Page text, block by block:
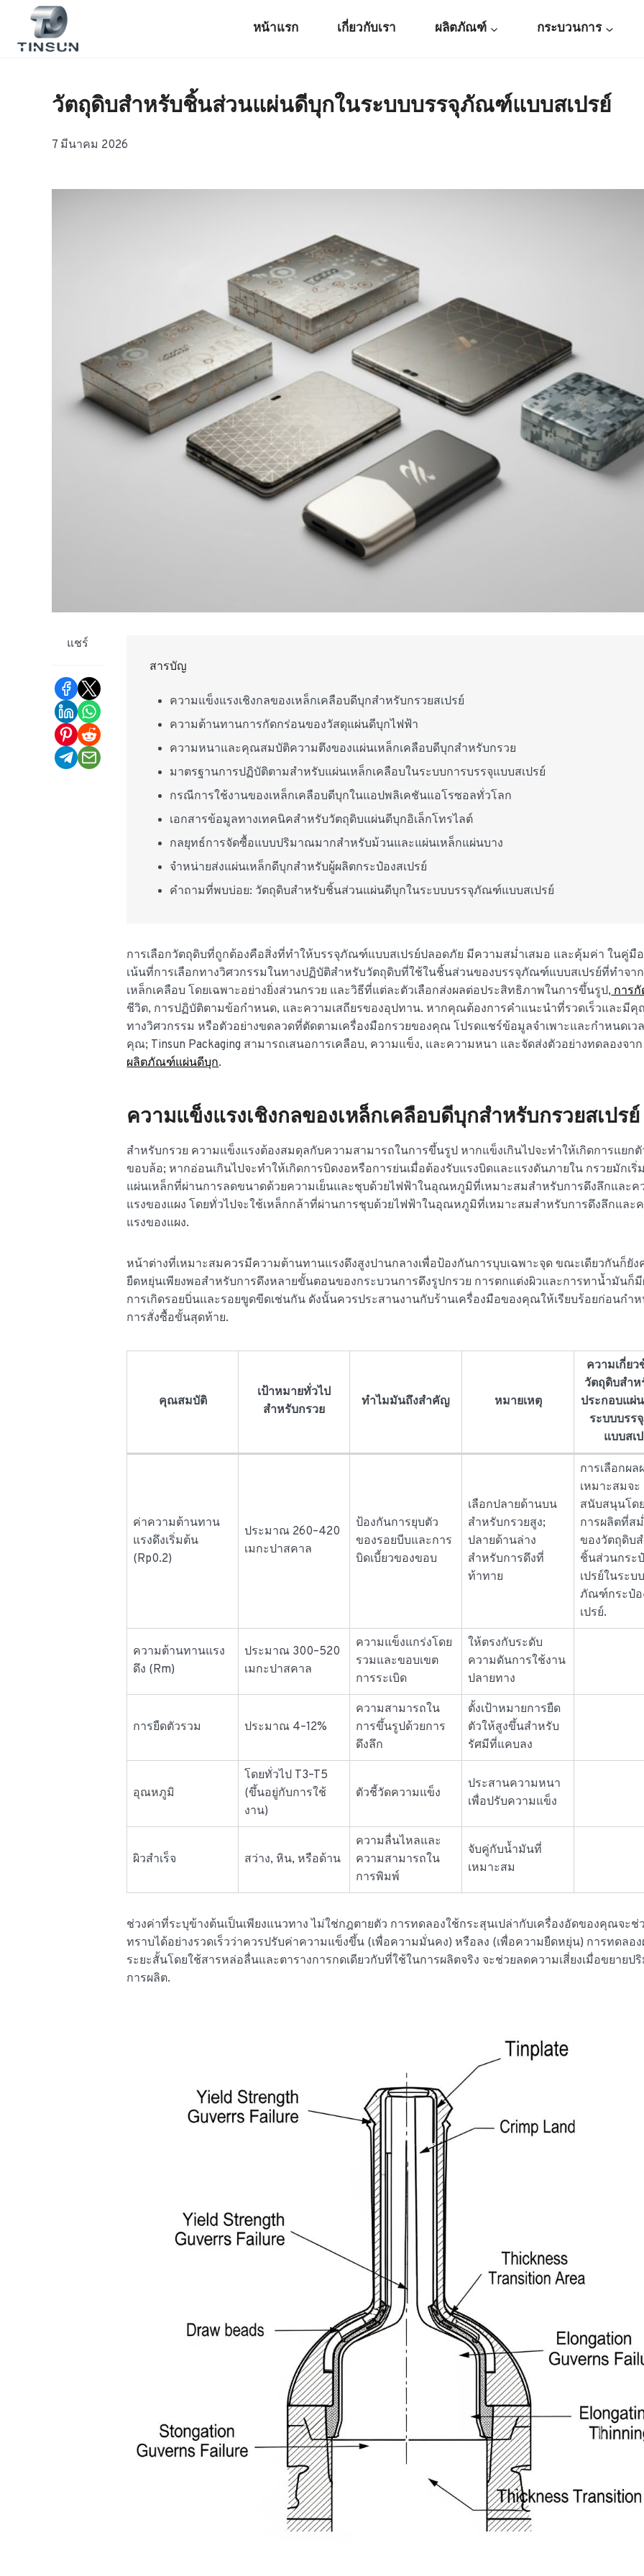
หน้าแรก เกี่ยวกับเรา ผลิตภัณฑ์ กระบวนการ
วัตถุดิบสำหรับชิ้นส่วนแผ่นดีบุกในระบบบรรจุภัณฑ์แบบสเปรย์
7 มีนาคม 2026
แชร์
สารบัญ
ความแข็งแรงเชิงกลของเหล็กเคลือบดีบุกสำหรับกรวยสเปรย์
ความต้านทานการกัดกร่อนของวัสดุแผ่นดีบุกไฟฟ้า
ความหนาและคุณสมบัติความตึงของแผ่นเหล็กเคลือบดีบุกสำหรับกรวย
มาตรฐานการปฏิบัติตามสำหรับแผ่นเหล็กเคลือบในระบบการบรรจุแบบสเปรย์
กรณีการใช้งานของเหล็กเคลือบดีบุกในแอปพลิเคชันแอโรซอลทั่วโลก
เอกสารข้อมูลทางเทคนิคสำหรับวัตถุดิบแผ่นดีบุกอิเล็กโทรไลต์
กลยุทธ์การจัดซื้อแบบปริมาณมากสำหรับม้วนและแผ่นเหล็กแผ่นบาง
จำหน่ายส่งแผ่นเหล็กดีบุกสำหรับผู้ผลิตกระป๋องสเปรย์
คำถามที่พบบ่อย: วัตถุดิบสำหรับชิ้นส่วนแผ่นดีบุกในระบบบรรจุภัณฑ์แบบสเปรย์
การเลือกวัตถุดิบที่ถูกต้องคือสิ่งที่ทำให้บรรจุภัณฑ์แบบสเปรย์ปลอดภัย มีความสม่ำเสมอ และคุ้มค่า ในคู่มือ
เน้นที่การเลือกทางวิศวกรรมในทางปฏิบัติสำหรับวัตถุดิบที่ใช้ในชิ้นส่วนของบรรจุภัณฑ์แบบสเปรย์ที่ทำจา
เหล็กเคลือบ โดยเฉพาะอย่างยิ่งส่วนกรวย และวิธีที่แต่ละตัวเลือกส่งผลต่อประสิทธิภาพในการขึ้นรูป,การกั
ชีวิต, การปฏิบัติตามข้อกำหนด, และความเสถียรของอุปทาน. หากคุณต้องการคำแนะนำที่รวดเร็วและมี
ทางวิศวกรรม หรือตัวอย่างขดลวดที่ตัดตามเครื่องมือกรวยของคุณ โปรดแชร์ข้อมูลจำเพาะและกำหนดเว
คุณ; Tinsun Packaging สามารถเสนอการเคลือบ, ความแข็ง, และความหนา และจัดส่งตัวอย่างทดลองจาก
ผลิตภัณฑ์แผ่นดีบุก.
ความแข็งแรงเชิงกลของเหล็กเคลือบดีบุกสำหรับกรวยสเปรย์
สำหรับกรวย ความแข็งแรงต้องสมดุลกับความสามารถในการขึ้นรูป หากแข็งเกินไปจะทำให้เกิดการแยกตั
ขอบล้อ; หากอ่อนเกินไปจะทำให้เกิดการบิดงอหรือการย่นเมื่อต้องรับแรงบิดและแรงดันภายใน กรวยมักเริ่
แผ่นเหล็กที่ผ่านการลดขนาดด้วยความเย็นและชุบด้วยไฟฟ้าในอุณหภูมิที่เหมาะสมสำหรับการดึงลึกและค
แรงของแผง โดยทั่วไปจะใช้เหล็กกล้าที่ผ่านการชุบด้วยไฟฟ้าในอุณหภูมิที่เหมาะสมสำหรับการดึงลึกและ
แรงของแผง.
หน้าต่างที่เหมาะสมควรมีความต้านทานแรงดึงสูงปานกลางเพื่อป้องกันการบุบเฉพาะจุด ขณะเดียวกันก็ยัง
ยืดหยุ่นเพียงพอสำหรับการดึงหลายขั้นตอนของกระบวนการดึงรูปกรวย การตกแต่งผิวและการทาน้ำมันก็
การเกิดรอยบิ่นและรอยขูดขีดเช่นกัน ดังนั้นควรประสานงานกับร้านเครื่องมือของคุณให้เรียบร้อยก่อนกำห
การสั่งซื้อขั้นสุดท้าย.
คุณสมบัติ
เป้าหมายทั่วไป
สำหรับกรวย
ทำไมมันถึงสำคัญ หมายเหตุ
ความเกี่ยว
วัตถุดิบสำห
ประกอบแผ่
ระบบบร
แบบสเ
ค่าความต้านทาน
แรงดึงเริ่มต้น
(Rp0.2)
ประมาณ 260–420
เมกะปาสคาล
ป้องกันการยุบตัว
ของรอยบีบและการ
บิดเบี้ยวของขอบ
เลือกปลายด้านบน
สำหรับกรวยสูง;
ปลายด้านล่าง
สำหรับการดึงที่
ท้าทาย
การเลือกผล
เหมาะสมจะ
สนับสนุนโด
การผลิตที่ส
ของวัตถุดิบ
ชิ้นส่วนกระ
เปรย์ในระบ
ภัณฑ์กระป๋อ
เปรย์.
ความต้านทานแรง
ดึง (Rm)
ประมาณ 300–520
เมกะปาสคาล
ความแข็งแกร่งโดย
รวมและขอบเขต
การระเบิด
ให้ตรงกับระดับ
ความดันการใช้งาน
ปลายทาง
การยืดตัวรวม ประมาณ 4–12%
ความสามารถใน
การขึ้นรูปด้วยการ
ดึงลึก
ตั้งเป้าหมายการยืด
ตัวให้สูงขึ้นสำหรับ
รัศมีที่แคบลง
อุณหภูมิ
โดยทั่วไป T3–T5
(ขึ้นอยู่กับการใช้
งาน)
ตัวชี้วัดความแข็ง
ประสานความหนา
เพื่อปรับความแข็ง
ผิวสำเร็จ สว่าง, หิน, หรือด้าน
ความลื่นไหลและ
ความสามารถใน
การพิมพ์
จับคู่กับน้ำมันที่
เหมาะสม
ช่วงค่าที่ระบุข้างต้นเป็นเพียงแนวทาง ไม่ใช่กฎตายตัว การทดลองใช้กระสุนเปล่ากับเครื่องอัดของคุณจะช่
ทราบได้อย่างรวดเร็วว่าควรปรับค่าความแข็งขึ้น (เพื่อความมั่นคง) หรือลง (เพื่อความยืดหยุ่น) การทดลอ
ระยะสั้นโดยใช้สารหล่อลื่นและตารางการกดเดียวกับที่ใช้ในการผลิตจริง จะช่วยลดความเสี่ยงเมื่อขยายป
การผลิต.